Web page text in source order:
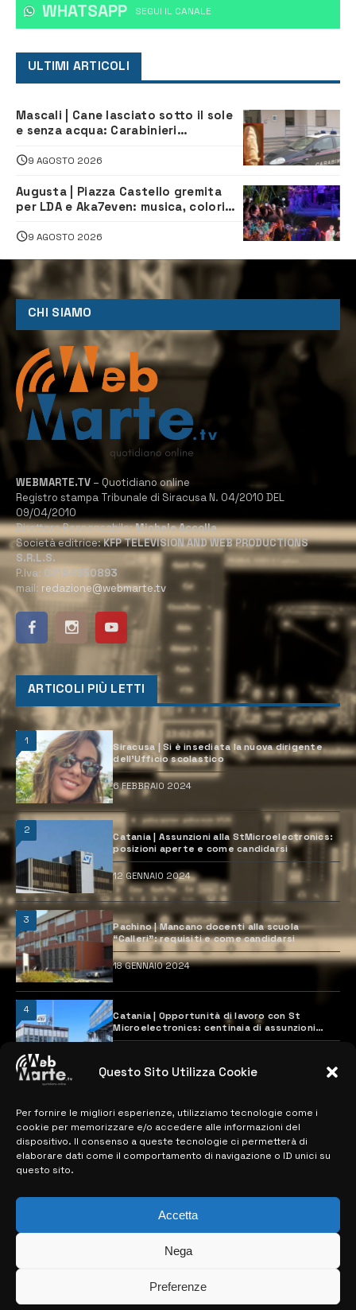
Questo Sito Utilizza Cookie
Per fornire le migliori esperienze, utilizziamo tecnologie come i
cookie per memorizzare e/o accedere alle informazioni del
dispositivo. Il consenso a queste tecnologie ci permetterà di
elaborare dati come il comportamento di navigazione o ID unici su
questo sito.
Accetta
Nega
Preferenze
WHATSAPP ‎SEGUI IL CANALE
ULTIMI ARTICOLI
Mascali | Cane lasciato sotto il sole
e senza acqua: Carabinieri
9 AGOSTO 2026
Augusta | Piazza Castello gremita
per LDA e Aka7even: musica, colori
9 AGOSTO 2026
CHI SIAMO
WEBMARTE.TV – Quotidiano online
Registro stampa Tribunale di Siracusa N. 04/2010 DEL
09/04/2010
Direttore Responsabile:Michele Accolla
Società editrice:KFP TELEVISION AND WEB PRODUCTIONS
S.R.L.S.
P.Iva: 02184950893
mail: redazione@webmarte.tv
ARTICOLI PIÙ LETTI
1
Siracusa | Si è insediata la nuova dirigente
dell’Ufficio scolastico
6 FEBBRAIO 2024
2
Catania | Assunzioni alla StMicroelectronics:
posizioni aperte e come candidarsi
12 GENNAIO 2024
3
Pachino | Mancano docenti alla scuola
“Calleri”: requisiti e come candidarsi
18 GENNAIO 2024
4
Catania | Opportunità di lavoro con St
Microelectronics: centinaia di assunzioni
previste
MAPPA DEL SITO
> NOTIZIE